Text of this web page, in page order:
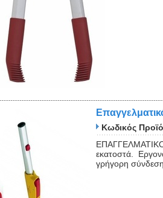
Κωδικός
εκατοστά.
γρήγορη